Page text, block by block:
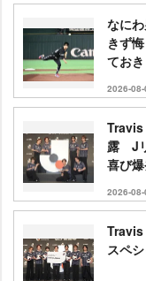
なに
きず
ておき
2026-
Travis
露 J
喜び
2026-
Travis
スペ